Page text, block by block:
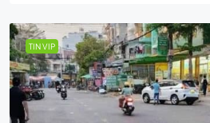
TIN VIP